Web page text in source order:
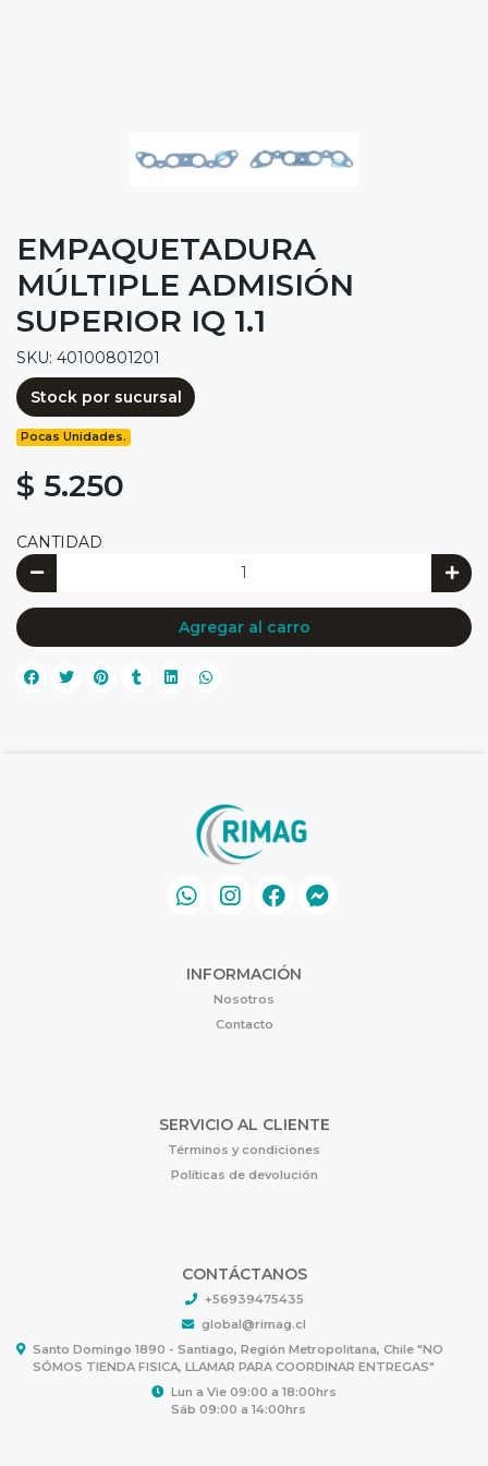
EMPAQUETADURA
MÚLTIPLE ADMISIÓN
SUPERIOR IQ 1.1
SKU: 40100801201
Stock por sucursal
Pocas Unidades.
$ 5.250
CANTIDAD
Agregar al carro
INFORMACIÓN
Nosotros
Contacto
SERVICIO AL CLIENTE
Términos y condiciones
Políticas de devolución
CONTÁCTANOS
+56939475435
global@rimag.cl
Santo Domingo 1890 - Santiago, Región Metropolitana, Chile "NO
SÓMOS TIENDA FISICA, LLAMAR PARA COORDINAR ENTREGAS"
Lun a Vie 09:00 a 18:00hrs
Sáb 09:00 a 14:00hrs